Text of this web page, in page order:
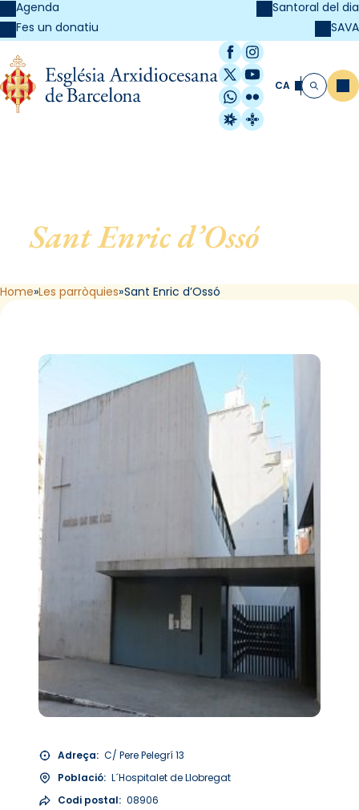
Agenda
Fes un donatiu
Santoral del dia
SAVA
Facebook
Instagram
X / Twitter
YouTube
WhatsApp
Flickr
Radio Estel
Catalunya
CA Cerca
Sant Enric d’Ossó, de L
Home Les parròquies Sant Enric d’Ossó
Adreça: C/ Pere Pelegrí 13
Població: L´Hospitalet de Llobregat
Codi postal: 08906